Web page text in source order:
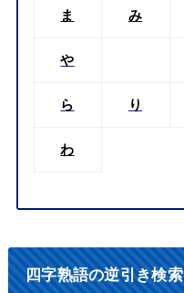
ま み
や
ら り
わ
四字熟語の逆引き検索